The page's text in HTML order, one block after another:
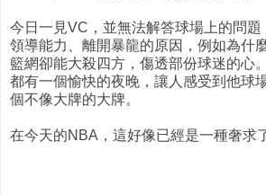
今日一見VC，並無法解答球場上的問
領導能力、離開暴龍的原因，例如為什
籃網卻能大殺四方，傷透部份球迷的心
都有一個愉快的夜晚，讓人感受到他球
個不像大牌的大牌。
在今天的NBA，這好像已經是一種奢求